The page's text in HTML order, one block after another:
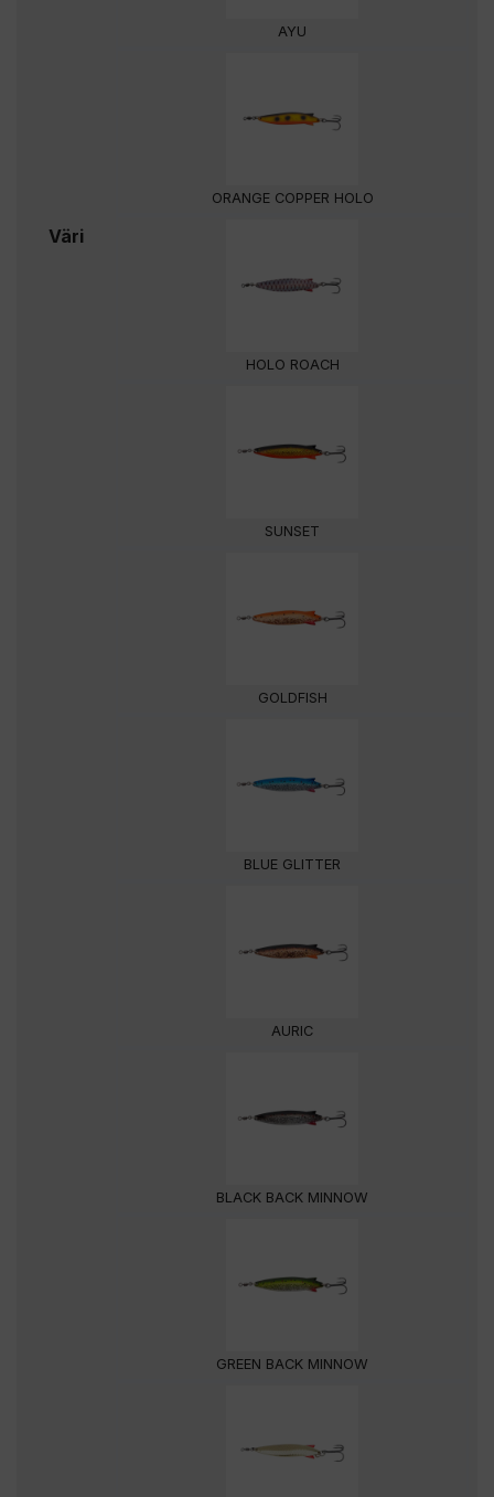
Väri
AYU
ORANGE COPPER HOLO
HOLO ROACH
SUNSET
GOLDFISH
BLUE GLITTER
AURIC
BLACK BACK MINNOW
GREEN BACK MINNOW